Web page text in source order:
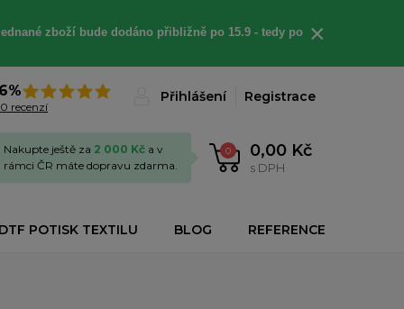
zboží bude dodáno přibližně po 15.9 - tedy po ×
recenzí
Přihlášení Registrace
0 0,00 Kč
s DPH
Nakupte ještě za 2 000 Kč a v
rámci ČR máte dopravu zdarma.
POTISK TEXTILU BLOG REFERENCE